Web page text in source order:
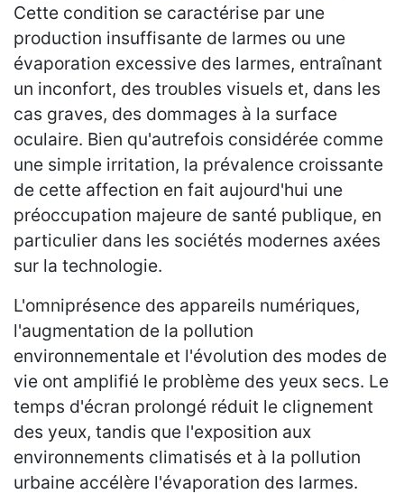
Cette condition se caractérise par une
production insuffisante de larmes ou une
évaporation excessive des larmes, entraînant
un inconfort, des troubles visuels et, dans les
cas graves, des dommages à la surface
oculaire. Bien qu'autrefois considérée comme
une simple irritation, la prévalence croissante
de cette affection en fait aujourd'hui une
préoccupation majeure de santé publique, en
particulier dans les sociétés modernes axées
sur la technologie.
L'omniprésence des appareils numériques,
l'augmentation de la pollution
environnementale et l'évolution des modes de
vie ont amplifié le problème des yeux secs. Le
temps d'écran prolongé réduit le clignement
des yeux, tandis que l'exposition aux
environnements climatisés et à la pollution
urbaine accélère l'évaporation des larmes.